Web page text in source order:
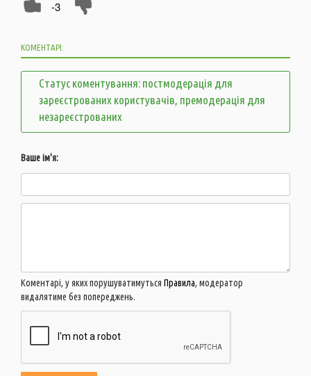
-3
КОМЕНТАРІ:
Статус коментування: постмодерація для
зареєстрованих користувачів, премодерація для
незареєстрованих
Ваше ім'я:
Коментарі, у яких порушуватимуться Правила, модератор
видалятиме без попереджень.